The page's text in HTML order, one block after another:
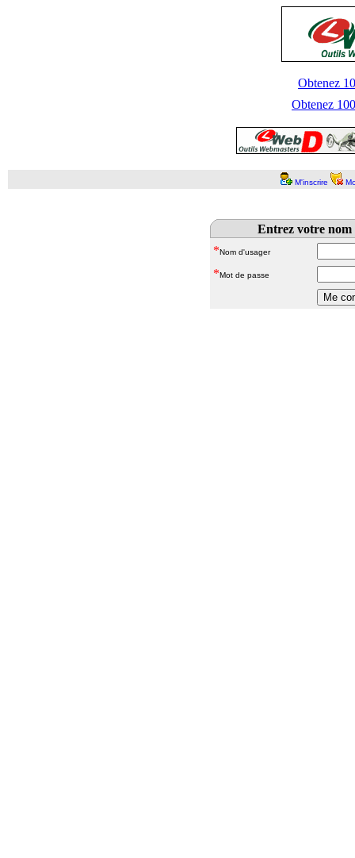
Obtenez
Obtenez
M'inscrire
Entrez votre nom
*Nom d'usager
*Mot de passe